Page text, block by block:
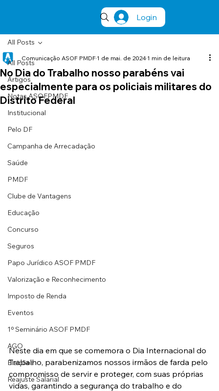
Login
All Posts
Artigos
Notas ASOFPMDF
Institucional
Pelo DF
Campanha de Arrecadação
Saúde
PMDF
Clube de Vantagens
Educação
Concurso
Seguros
Papo Jurídico ASOF PMDF
Valorização e Reconhecimento
Imposto de Renda
Eventos
1º Seminário ASOF PMDF
AGO
Eleições
Reajuste Salarial
All Posts
No Dia do Trabalho nosso parabéns vai
especialmente para os policiais militares do
Distrito Federal
Comunicação ASOF PMDF 1 de mai. de 2024 1 min de leitura
Neste dia em que se comemora o Dia Internacional do
Trabalho, parabenizamos nossos irmãos de farda pelo
compromisso de servir e proteger, com suas próprias
vidas, garantindo a segurança do trabalho e do